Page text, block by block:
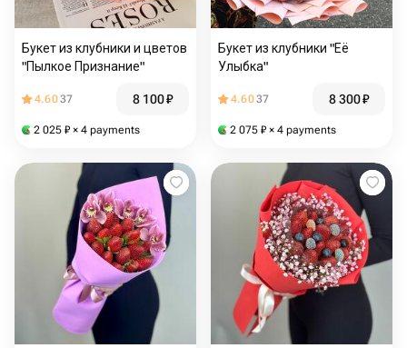
Букет из клубники и цветов
"Пылкое Признание"
4.6037 8 100₽
2 025 ₽ × 4 payments
Букет из клубники "Её
Улыбка"
4.6037 8 300₽
2 075 ₽ × 4 payments